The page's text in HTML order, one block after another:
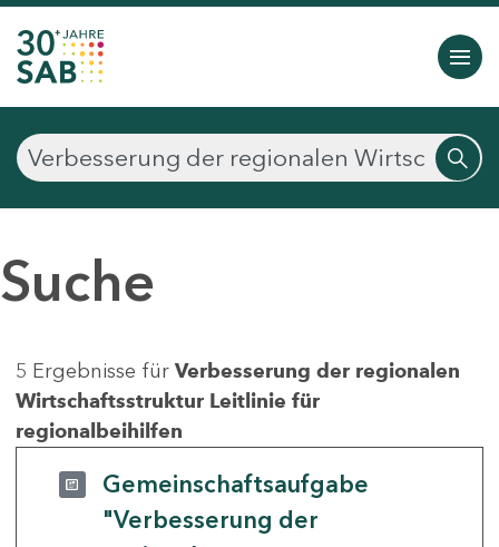
Suche
5 Ergebnisse für Verbesserung der regionalen
Wirtschaftsstruktur Leitlinie für
regionalbeihilfen
Gemeinschaftsaufgabe
"Verbesserung der